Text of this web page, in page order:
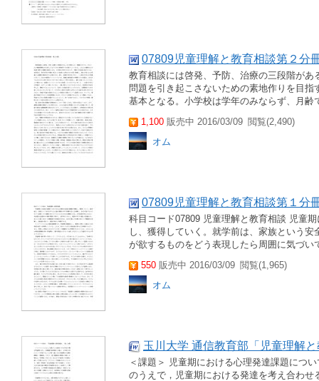
07809児童理解と教育相談第２分
教育相談には啓発、予防、治療の三段階が
問題を引き起こさないための素地作りを目
基本となる。小学校は学年のみならず、月
1,100 販売中 2016/03/09 閲覧(2,490)
オム
07809児童理解と教育相談第１分
科目コード07809 児童理解と教育相談 児童
し、獲得していく。就学前は、家族という
が欲するものをどう表現したら周囲に気づ
550 販売中 2016/03/09 閲覧(1,965)
オム
玉川大学 通信教育部「児童理解
＜課題＞ 児童期における心理発達課題につ
のうえで，児童期における発達を考え合わ